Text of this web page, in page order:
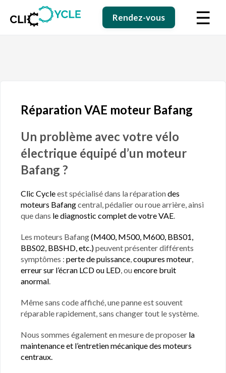
Rendez-vous ☰
Réparation VAE moteur Bafang
Un problème avec votre vélo
électrique équipé d’un moteur
Bafang ?
Clic Cycleest spécialisé dans la réparationdes
moteurs Bafangcentral, pédalier ou roue arrière, ainsi
que dans le diagnostic complet de votre VAE.
Les moteurs Bafang(M400, M500, M600, BBS01,
BBS02, BBSHD, etc.)peuvent présenter différents
symptômes : perte de puissance,coupures moteur,
erreur sur l’écran LCD ou LED, ouencore bruit
anormal.
Même sans code affiché, une panne est souvent
réparable rapidement, sans changer tout le système.
Nous sommes également en mesure de proposer la
maintenance et l’entretien mécanique des moteurs
centraux.